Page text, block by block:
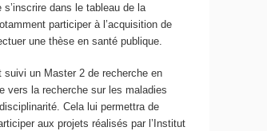
dans le tableau de la
participer à l’acquisition de
une thèse en santé publique.
suivi un Master 2 de recherche en
vers la recherche sur les maladies
Cela lui permettra de
aux projets réalisés par l’Institut